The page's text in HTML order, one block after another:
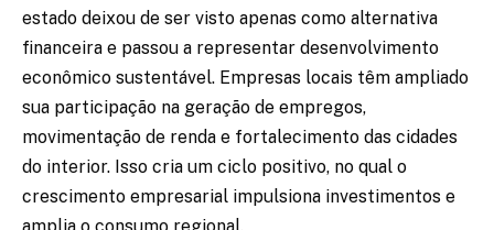
estado deixou de ser visto apenas como alternativa
financeira e passou a representar desenvolvimento
econômico sustentável. Empresas locais têm ampliado
sua participação na geração de empregos,
movimentação de renda e fortalecimento das cidades
do interior. Isso cria um ciclo positivo, no qual o
crescimento empresarial impulsiona investimentos e
amplia o consumo regional.